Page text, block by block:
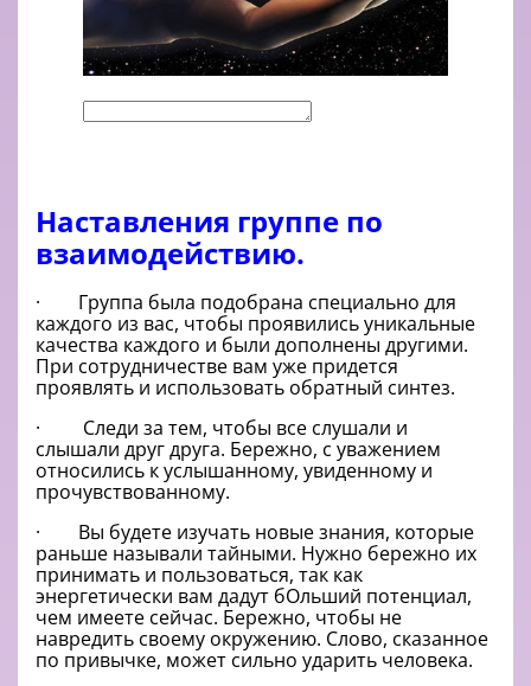
Наставления группе по
взаимодействию.
· Группа была подобрана специально для
каждого из вас, чтобы проявились уникальные
качества каждого и были дополнены другими.
При сотрудничестве вам уже придется
проявлять и использовать обратный синтез.
· Следи за тем, чтобы все слушали и
слышали друг друга. Бережно, с уважением
относились к услышанному, увиденному и
прочувствованному.
· Вы будете изучать новые знания, которые
раньше называли тайными. Нужно бережно их
принимать и пользоваться, так как
энергетически вам дадут бОльший потенциал,
чем имеете сейчас. Бережно, чтобы не
навредить своему окружению. Слово, сказанное
по привычке, может сильно ударить человека.